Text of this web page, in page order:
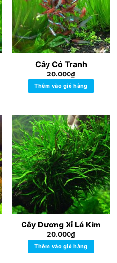
Cây Cỏ Tranh
20.000₫
Thêm vào giỏ hàng
Cây Dương Xỉ Lá Kim
20.000₫
Thêm vào giỏ hàng